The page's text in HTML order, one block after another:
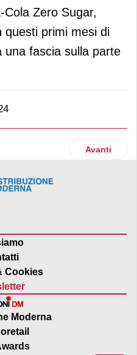
Zero Sugar,
questi primi mesi di
una fascia sulla parte
amplia la sua offerta
Articolo
Avanti
Cookies
Moderna